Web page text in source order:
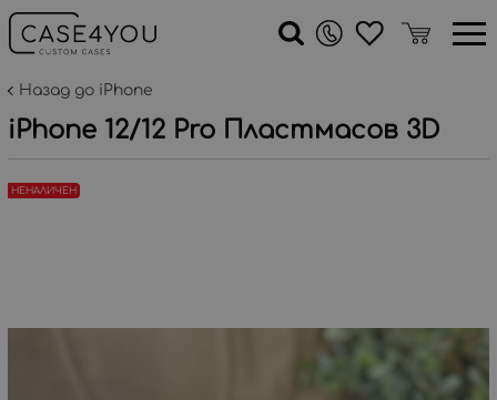
Назад до iPhone
iPhone 12/12 Pro Пластмасов 3D
НЕНАЛИЧЕН